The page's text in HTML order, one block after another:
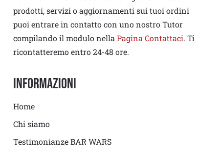
prodotti, servizi o aggiornamenti sui tuoi ordini
puoi entrare in contatto con uno nostro Tutor
compilando il modulo nella Pagina Contattaci. Ti
ricontatteremo entro 24-48 ore.
Informazioni
Home
Chi siamo
Testimonianze BAR WARS